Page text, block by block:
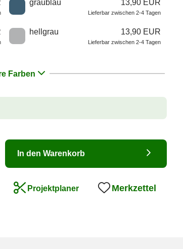
graublau 13,90 EUR
Lieferbar zwischen 2-4 Tagen
hellgrau 13,90 EUR
Lieferbar zwischen 2-4 Tagen
Farben
In den Warenkorb
Projektplaner Merkzettel